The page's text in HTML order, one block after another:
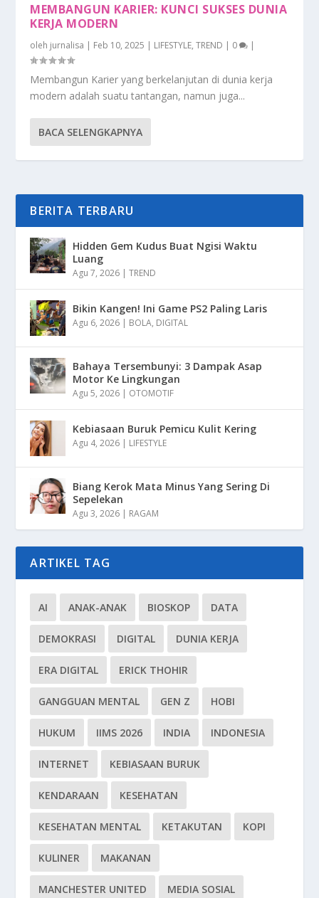
MEMBANGUN KARIER: KUNCI SUKSES DUNIA
KERJA MODERN
oleh jurnalisa | Feb 10, 2025 | LIFESTYLE,TREND | 0 |
Membangun Karier yang berkelanjutan di dunia kerja
modern adalah suatu tantangan, namun juga...
BACA SELENGKAPNYA
BERITA TERBARU
Hidden Gem Kudus Buat Ngisi Waktu
Luang
Agu 7, 2026 |TREND
Bikin Kangen! Ini Game PS2 Paling Laris
Agu 6, 2026 | BOLA, DIGITAL
Bahaya Tersembunyi: 3 Dampak Asap
Motor Ke Lingkungan
Agu 5, 2026 | OTOMOTIF
Kebiasaan Buruk Pemicu Kulit Kering
Agu 4, 2026 | LIFESTYLE
Biang Kerok Mata Minus Yang Sering Di
Sepelekan
Agu 3, 2026 | RAGAM
ARTIKEL TAG
AI ANAK-ANAK BIOSKOP DATA
DEMOKRASI DIGITAL DUNIA KERJA
ERA DIGITAL ERICK THOHIR
GANGGUAN MENTAL GEN Z HOBI
HUKUM IIMS 2026 INDIA INDONESIA
INTERNET KEBIASAAN BURUK
KENDARAAN KESEHATAN
KESEHATAN MENTAL KETAKUTAN KOPI
KULINER MAKANAN
MANCHESTER UNITED MEDIA SOSIAL